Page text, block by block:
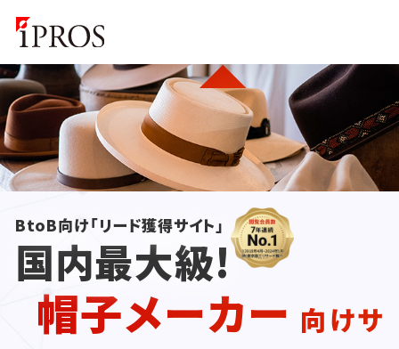
BtoB向け「リード獲得サイト」
国内最大級!
帽子メーカー 向けサ